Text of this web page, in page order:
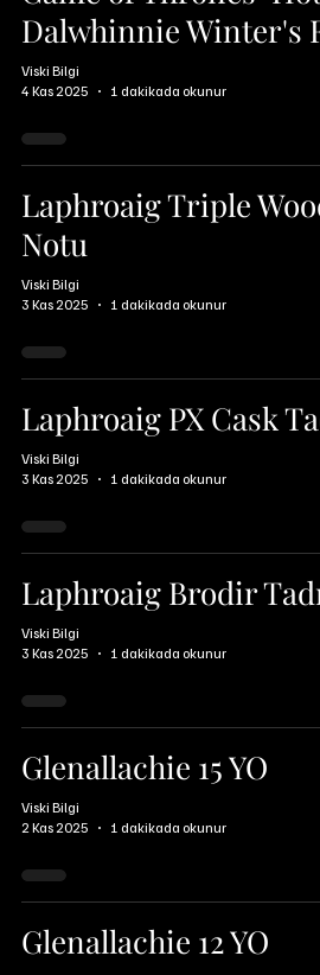
Dalwhinnie Winter's
Viski Bilgi
4 Kas 2025
1 dakikada okunur
Laphroaig Triple
Notu
Viski Bilgi
3 Kas 2025
1 dakikada okunur
Laphroaig PX Cask
Viski Bilgi
3 Kas 2025
1 dakikada okunur
Laphroaig Brodir
Viski Bilgi
3 Kas 2025
1 dakikada okunur
Glenallachie 15 YO
Viski Bilgi
2 Kas 2025
1 dakikada okunur
Glenallachie 12 YO